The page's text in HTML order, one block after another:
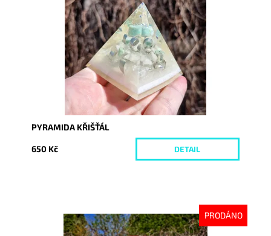
Dostupnost:
Vyprodáno
10192
PYRAMIDA KŘIŠŤÁL
650 Kč DETAIL
PRODÁNO